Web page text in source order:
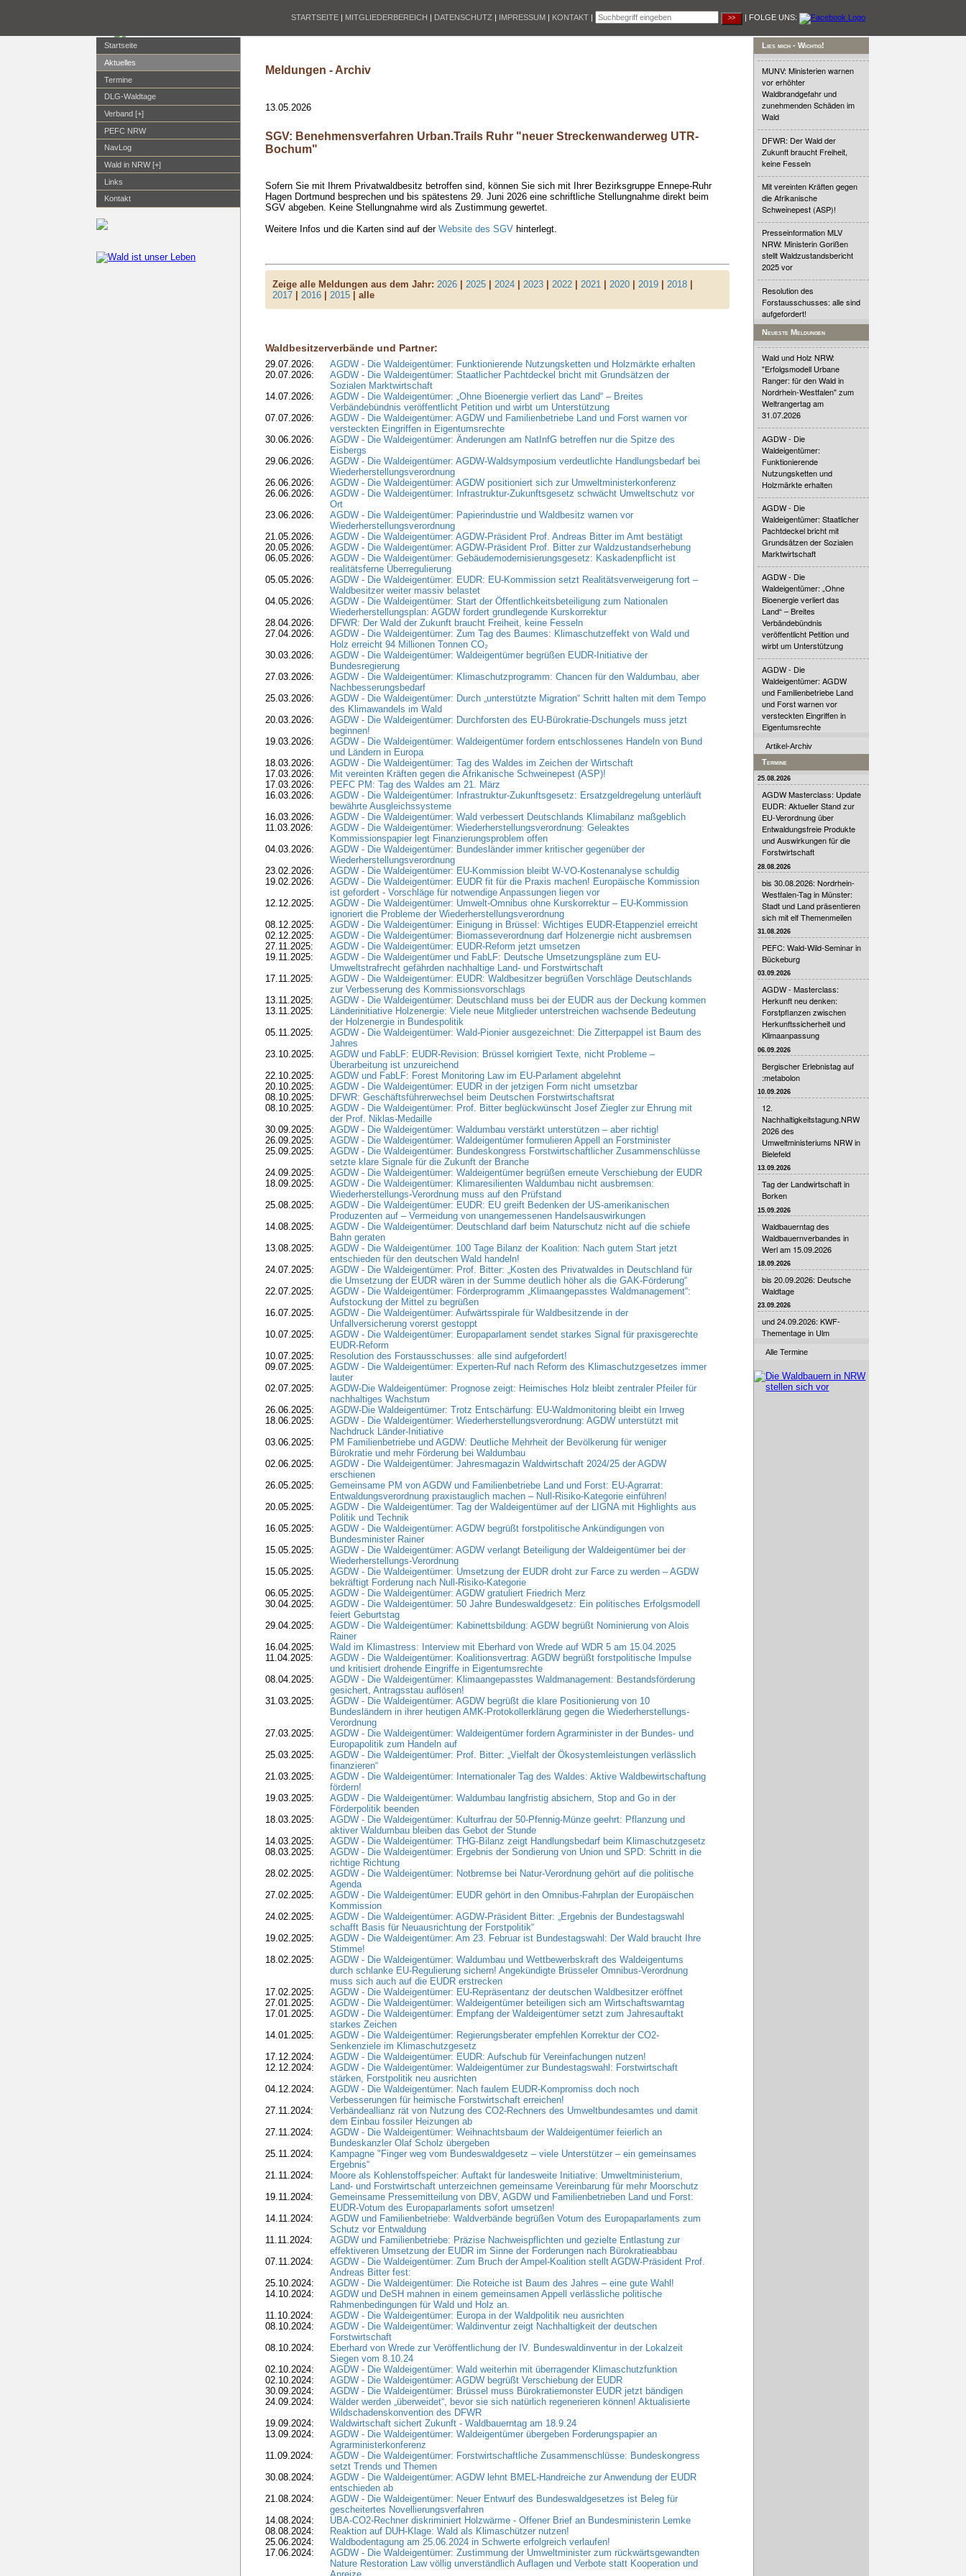
STARTSEITE | MITGLIEDERBEREICH | DATENSCHUTZ | IMPRESSUM | KONTAKT | | FOLGE UNS:
Startseite
Aktuelles
Termine
DLG-Waldtage
Verband [+]
PEFC NRW
NavLog
Wald in NRW [+]
Links
Kontakt
Meldungen - Archiv
13.05.2026
SGV: Benehmensverfahren Urban.Trails Ruhr "neuer Streckenwanderweg UTR-
Bochum"
Sofern Sie mit Ihrem Privatwaldbesitz betroffen sind, können Sie sich mit Ihrer Bezirksgruppe Ennepe-Ruhr
Hagen Dortmund besprechen und bis spätestens 29. Juni 2026 eine schriftliche Stellungnahme direkt beim
SGV abgeben. Keine Stellungnahme wird als Zustimmung gewertet.
Weitere Infos und die Karten sind auf der Website des SGVhinterlegt.
Zeige alle Meldungen aus dem Jahr: 2026| 2025| 2024| 2023| 2022| 2021| 2020| 2019| 2018|
2017| 2016| 2015| alle
Waldbesitzerverbände und Partner:
29.07.2026:
AGDW - Die Waldeigentümer: Funktionierende Nutzungsketten und Holzmärkte erhalten
20.07.2026:
AGDW - Die Waldeigentümer: Staatlicher Pachtdeckel bricht mit Grundsätzen der
Sozialen Marktwirtschaft
14.07.2026:
AGDW - Die Waldeigentümer: „Ohne Bioenergie verliert das Land“ – Breites
Verbändebündnis veröffentlicht Petition und wirbt um Unterstützung
07.07.2026:
AGDW - Die Waldeigentümer: AGDW und Familienbetriebe Land und Forst warnen vor
versteckten Eingriffen in Eigentumsrechte
30.06.2026:
AGDW - Die Waldeigentümer: Änderungen am NatInfG betreffen nur die Spitze des
Eisbergs
29.06.2026:
AGDW - Die Waldeigentümer: AGDW-Waldsymposium verdeutlichte Handlungsbedarf bei
Wiederherstellungsverordnung
26.06.2026:
AGDW - Die Waldeigentümer: AGDW positioniert sich zur Umweltministerkonferenz
26.06.2026:
AGDW - Die Waldeigentümer: Infrastruktur-Zukunftsgesetz schwächt Umweltschutz vor
Ort
23.06.2026:
AGDW - Die Waldeigentümer: Papierindustrie und Waldbesitz warnen vor
Wiederherstellungsverordnung
21.05.2026:
AGDW - Die Waldeigentümer: AGDW-Präsident Prof. Andreas Bitter im Amt bestätigt
20.05.2026:
AGDW - Die Waldeigentümer: AGDW-Präsident Prof. Bitter zur Waldzustandserhebung
06.05.2026:
AGDW - Die Waldeigentümer: Gebäudemodernisierungsgesetz: Kaskadenpflicht ist
realitätsferne Überregulierung
05.05.2026:
AGDW - Die Waldeigentümer: EUDR: EU-Kommission setzt Realitätsverweigerung fort –
Waldbesitzer weiter massiv belastet
04.05.2026:
AGDW - Die Waldeigentümer: Start der Öffentlichkeitsbeteiligung zum Nationalen
Wiederherstellungsplan: AGDW fordert grundlegende Kurskorrektur
28.04.2026:
DFWR: Der Wald der Zukunft braucht Freiheit, keine Fesseln
27.04.2026:
AGDW - Die Waldeigentümer: Zum Tag des Baumes: Klimaschutzeffekt von Wald und
Holz erreicht 94 Millionen Tonnen CO₂
30.03.2026:
AGDW - Die Waldeigentümer: Waldeigentümer begrüßen EUDR-Initiative der
Bundesregierung
27.03.2026:
AGDW - Die Waldeigentümer: Klimaschutzprogramm: Chancen für den Waldumbau, aber
Nachbesserungsbedarf
25.03.2026:
AGDW - Die Waldeigentümer: Durch „unterstützte Migration“ Schritt halten mit dem Tempo
des Klimawandels im Wald
20.03.2026:
AGDW - Die Waldeigentümer: Durchforsten des EU-Bürokratie-Dschungels muss jetzt
beginnen!
19.03.2026:
AGDW - Die Waldeigentümer: Waldeigentümer fordern entschlossenes Handeln von Bund
und Ländern in Europa
18.03.2026:
AGDW - Die Waldeigentümer: Tag des Waldes im Zeichen der Wirtschaft
17.03.2026:
Mit vereinten Kräften gegen die Afrikanische Schweinepest (ASP)!
17.03.2026:
PEFC PM: Tag des Waldes am 21. März
16.03.2026:
AGDW - Die Waldeigentümer: Infrastruktur-Zukunftsgesetz: Ersatzgeldregelung unterläuft
bewährte Ausgleichssysteme
16.03.2026:
AGDW - Die Waldeigentümer: Wald verbessert Deutschlands Klimabilanz maßgeblich
11.03.2026:
AGDW - Die Waldeigentümer: Wiederherstellungsverordnung: Geleaktes
Kommissionspapier legt Finanzierungsproblem offen
04.03.2026:
AGDW - Die Waldeigentümer: Bundesländer immer kritischer gegenüber der
Wiederherstellungsverordnung
23.02.2026:
AGDW - Die Waldeigentümer: EU-Kommission bleibt W-VO-Kostenanalyse schuldig
19.02.2026:
AGDW - Die Waldeigentümer: EUDR fit für die Praxis machen! Europäische Kommission
ist gefordert - Vorschläge für notwendige Anpassungen liegen vor
12.12.2025:
AGDW - Die Waldeigentümer: Umwelt-Omnibus ohne Kurskorrektur – EU-Kommission
ignoriert die Probleme der Wiederherstellungsverordnung
08.12.2025:
AGDW - Die Waldeigentümer: Einigung in Brüssel: Wichtiges EUDR-Etappenziel erreicht
02.12.2025:
AGDW - Die Waldeigentümer: Biomasseverordnung darf Holzenergie nicht ausbremsen
27.11.2025:
AGDW - Die Waldeigentümer: EUDR-Reform jetzt umsetzen
19.11.2025:
AGDW - Die Waldeigentümer und FabLF: Deutsche Umsetzungspläne zum EU-
Umweltstrafrecht gefährden nachhaltige Land- und Forstwirtschaft
17.11.2025:
AGDW - Die Waldeigentümer: EUDR: Waldbesitzer begrüßen Vorschläge Deutschlands
zur Verbesserung des Kommissionsvorschlags
13.11.2025:
AGDW - Die Waldeigentümer: Deutschland muss bei der EUDR aus der Deckung kommen
13.11.2025:
Länderinitiative Holzenergie: Viele neue Mitglieder unterstreichen wachsende Bedeutung
der Holzenergie in Bundespolitik
05.11.2025:
AGDW - Die Waldeigentümer: Wald-Pionier ausgezeichnet: Die Zitterpappel ist Baum des
Jahres
23.10.2025:
AGDW und FabLF: EUDR-Revision: Brüssel korrigiert Texte, nicht Probleme –
Überarbeitung ist unzureichend
22.10.2025:
AGDW und FabLF: Forest Monitoring Law im EU-Parlament abgelehnt
20.10.2025:
AGDW - Die Waldeigentümer: EUDR in der jetzigen Form nicht umsetzbar
08.10.2025:
DFWR: Geschäftsführerwechsel beim Deutschen Forstwirtschaftsrat
08.10.2025:
AGDW - Die Waldeigentümer: Prof. Bitter beglückwünscht Josef Ziegler zur Ehrung mit
der Prof. Niklas-Medaille
30.09.2025:
AGDW - Die Waldeigentümer: Waldumbau verstärkt unterstützen – aber richtig!
26.09.2025:
AGDW - Die Waldeigentümer: Waldeigentümer formulieren Appell an Forstminister
25.09.2025:
AGDW - Die Waldeigentümer: Bundeskongress Forstwirtschaftlicher Zusammenschlüsse
setzte klare Signale für die Zukunft der Branche
24.09.2025:
AGDW - Die Waldeigentümer: Waldeigentümer begrüßen erneute Verschiebung der EUDR
18.09.2025:
AGDW - Die Waldeigentümer: Klimaresilienten Waldumbau nicht ausbremsen:
Wiederherstellungs-Verordnung muss auf den Prüfstand
25.08.2025:
AGDW - Die Waldeigentümer: EUDR: EU greift Bedenken der US-amerikanischen
Produzenten auf – Vermeidung von unangemessenen Handelsauswirkungen
14.08.2025:
AGDW - Die Waldeigentümer: Deutschland darf beim Naturschutz nicht auf die schiefe
Bahn geraten
13.08.2025:
AGDW - Die Waldeigentümer. 100 Tage Bilanz der Koalition: Nach gutem Start jetzt
entschieden für den deutschen Wald handeln!
24.07.2025:
AGDW - Die Waldeigentümer: Prof. Bitter: „Kosten des Privatwaldes in Deutschland für
die Umsetzung der EUDR wären in der Summe deutlich höher als die GAK-Förderung“
22.07.2025:
AGDW - Die Waldeigentümer: Förderprogramm „Klimaangepasstes Waldmanagement“:
Aufstockung der Mittel zu begrüßen
16.07.2025:
AGDW - Die Waldeigentümer: Aufwärtsspirale für Waldbesitzende in der
Unfallversicherung vorerst gestoppt
10.07.2025:
AGDW - Die Waldeigentümer: Europaparlament sendet starkes Signal für praxisgerechte
EUDR-Reform
10.07.2025:
Resolution des Forstausschusses: alle sind aufgefordert!
09.07.2025:
AGDW - Die Waldeigentümer: Experten-Ruf nach Reform des Klimaschutzgesetzes immer
lauter
02.07.2025:
AGDW-Die Waldeigentümer: Prognose zeigt: Heimisches Holz bleibt zentraler Pfeiler für
nachhaltiges Wachstum
26.06.2025:
AGDW-Die Waldeigentümer: Trotz Entschärfung: EU-Waldmonitoring bleibt ein Irrweg
18.06.2025:
AGDW - Die Waldeigentümer: Wiederherstellungsverordnung: AGDW unterstützt mit
Nachdruck Länder-Initiative
03.06.2025:
PM Familienbetriebe und AGDW: Deutliche Mehrheit der Bevölkerung für weniger
Bürokratie und mehr Förderung bei Waldumbau
02.06.2025:
AGDW - Die Waldeigentümer: Jahresmagazin Waldwirtschaft 2024/25 der AGDW
erschienen
26.05.2025:
Gemeinsame PM von AGDW und Familienbetriebe Land und Forst: EU-Agrarrat:
Entwaldungsverordnung praxistauglich machen – Null-Risiko-Kategorie einführen!
20.05.2025:
AGDW - Die Waldeigentümer: Tag der Waldeigentümer auf der LIGNA mit Highlights aus
Politik und Technik
16.05.2025:
AGDW - Die Waldeigentümer: AGDW begrüßt forstpolitische Ankündigungen von
Bundesminister Rainer
15.05.2025:
AGDW - Die Waldeigentümer: AGDW verlangt Beteiligung der Waldeigentümer bei der
Wiederherstellungs-Verordnung
15.05.2025:
AGDW - Die Waldeigentümer: Umsetzung der EUDR droht zur Farce zu werden – AGDW
bekräftigt Forderung nach Null-Risiko-Kategorie
06.05.2025:
AGDW - Die Waldeigentümer: AGDW gratuliert Friedrich Merz
30.04.2025:
AGDW - Die Waldeigentümer: 50 Jahre Bundeswaldgesetz: Ein politisches Erfolgsmodell
feiert Geburtstag
29.04.2025:
AGDW - Die Waldeigentümer: Kabinettsbildung: AGDW begrüßt Nominierung von Alois
Rainer
16.04.2025:
Wald im Klimastress: Interview mit Eberhard von Wrede auf WDR 5 am 15.04.2025
11.04.2025:
AGDW - Die Waldeigentümer: Koalitionsvertrag: AGDW begrüßt forstpolitische Impulse
und kritisiert drohende Eingriffe in Eigentumsrechte
08.04.2025:
AGDW - Die Waldeigentümer: Klimaangepasstes Waldmanagement: Bestandsförderung
gesichert, Antragsstau auflösen!
31.03.2025:
AGDW - Die Waldeigentümer: AGDW begrüßt die klare Positionierung von 10
Bundesländern in ihrer heutigen AMK-Protokollerklärung gegen die Wiederherstellungs-
Verordnung
27.03.2025:
AGDW - Die Waldeigentümer: Waldeigentümer fordern Agrarminister in der Bundes- und
Europapolitik zum Handeln auf
25.03.2025:
AGDW - Die Waldeigentümer: Prof. Bitter: „Vielfalt der Ökosystemleistungen verlässlich
finanzieren“
21.03.2025:
AGDW - Die Waldeigentümer: Internationaler Tag des Waldes: Aktive Waldbewirtschaftung
fördern!
19.03.2025:
AGDW - Die Waldeigentümer: Waldumbau langfristig absichern, Stop and Go in der
Förderpolitik beenden
18.03.2025:
AGDW - Die Waldeigentümer: Kulturfrau der 50-Pfennig-Münze geehrt: Pflanzung und
aktiver Waldumbau bleiben das Gebot der Stunde
14.03.2025:
AGDW - Die Waldeigentümer: THG-Bilanz zeigt Handlungsbedarf beim Klimaschutzgesetz
08.03.2025:
AGDW - Die Waldeigentümer: Ergebnis der Sondierung von Union und SPD: Schritt in die
richtige Richtung
28.02.2025:
AGDW - Die Waldeigentümer: Notbremse bei Natur-Verordnung gehört auf die politische
Agenda
27.02.2025:
AGDW - Die Waldeigentümer: EUDR gehört in den Omnibus-Fahrplan der Europäischen
Kommission
24.02.2025:
AGDW - Die Waldeigentümer: AGDW-Präsident Bitter: „Ergebnis der Bundestagswahl
schafft Basis für Neuausrichtung der Forstpolitik“
19.02.2025:
AGDW - Die Waldeigentümer: Am 23. Februar ist Bundestagswahl: Der Wald braucht Ihre
Stimme!
18.02.2025:
AGDW - Die Waldeigentümer: Waldumbau und Wettbewerbskraft des Waldeigentums
durch schlanke EU-Regulierung sichern! Angekündigte Brüsseler Omnibus-Verordnung
muss sich auch auf die EUDR erstrecken
17.02.2025:
AGDW - Die Waldeigentümer: EU-Repräsentanz der deutschen Waldbesitzer eröffnet
27.01.2025:
AGDW - Die Waldeigentümer: Waldeigentümer beteiligen sich am Wirtschaftswarntag
17.01.2025:
AGDW - Die Waldeigentümer: Empfang der Waldeigentümer setzt zum Jahresauftakt
starkes Zeichen
14.01.2025:
AGDW - Die Waldeigentümer: Regierungsberater empfehlen Korrektur der CO2-
Senkenziele im Klimaschutzgesetz
17.12.2024:
AGDW - Die Waldeigentümer: EUDR: Aufschub für Vereinfachungen nutzen!
12.12.2024:
AGDW - Die Waldeigentümer: Waldeigentümer zur Bundestagswahl: Forstwirtschaft
stärken, Forstpolitik neu ausrichten
04.12.2024:
AGDW - Die Waldeigentümer: Nach faulem EUDR-Kompromiss doch noch
Verbesserungen für heimische Forstwirtschaft erreichen!
27.11.2024:
Verbändeallianz rät von Nutzung des CO2-Rechners des Umweltbundesamtes und damit
dem Einbau fossiler Heizungen ab
27.11.2024:
AGDW - Die Waldeigentümer: Weihnachtsbaum der Waldeigentümer feierlich an
Bundeskanzler Olaf Scholz übergeben
25.11.2024:
Kampagne "Finger weg vom Bundeswaldgesetz – viele Unterstützer – ein gemeinsames
Ergebnis“
21.11.2024:
Moore als Kohlenstoffspeicher: Auftakt für landesweite Initiative: Umweltministerium,
Land- und Forstwirtschaft unterzeichnen gemeinsame Vereinbarung für mehr Moorschutz
19.11.2024:
Gemeinsame Pressemitteilung von DBV, AGDW und Familienbetrieben Land und Forst:
EUDR-Votum des Europaparlaments sofort umsetzen!
14.11.2024:
AGDW und Familienbetriebe: Waldverbände begrüßen Votum des Europaparlaments zum
Schutz vor Entwaldung
11.11.2024:
AGDW und Familienbetriebe: Präzise Nachweispflichten und gezielte Entlastung zur
effektiveren Umsetzung der EUDR im Sinne der Forderungen nach Bürokratieabbau
07.11.2024:
AGDW - Die Waldeigentümer: Zum Bruch der Ampel-Koalition stellt AGDW-Präsident Prof.
Andreas Bitter fest:
25.10.2024:
AGDW - Die Waldeigentümer: Die Roteiche ist Baum des Jahres – eine gute Wahl!
14.10.2024:
AGDW und DeSH mahnen in einem gemeinsamen Appell verlässliche politische
Rahmenbedingungen für Wald und Holz an.
11.10.2024:
AGDW - Die Waldeigentümer: Europa in der Waldpolitik neu ausrichten
08.10.2024:
AGDW - Die Waldeigentümer: Waldinventur zeigt Nachhaltigkeit der deutschen
Forstwirtschaft
08.10.2024:
Eberhard von Wrede zur Veröffentlichung der IV. Bundeswaldinventur in der Lokalzeit
Siegen vom 8.10.24
02.10.2024:
AGDW - Die Waldeigentümer: Wald weiterhin mit überragender Klimaschutzfunktion
02.10.2024:
AGDW - Die Waldeigentümer: AGDW begrüßt Verschiebung der EUDR
30.09.2024:
AGDW - Die Waldeigentümer: Brüssel muss Bürokratiemonster EUDR jetzt bändigen
24.09.2024:
Wälder werden „überweidet“, bevor sie sich natürlich regenerieren können! Aktualisierte
Wildschadenskonvention des DFWR
19.09.2024:
Waldwirtschaft sichert Zukunft - Waldbauerntag am 18.9.24
13.09.2024:
AGDW - Die Waldeigentümer: Waldeigentümer übergeben Forderungspapier an
Agrarministerkonferenz
11.09.2024:
AGDW - Die Waldeigentümer: Forstwirtschaftliche Zusammenschlüsse: Bundeskongress
setzt Trends und Themen
30.08.2024:
AGDW - Die Waldeigentümer: AGDW lehnt BMEL-Handreiche zur Anwendung der EUDR
entschieden ab
21.08.2024:
AGDW - Die Waldeigentümer: Neuer Entwurf des Bundeswaldgesetzes ist Beleg für
gescheitertes Novellierungsverfahren
14.08.2024:
UBA-CO2-Rechner diskriminiert Holzwärme - Offener Brief an Bundesministerin Lemke
08.08.2024:
Reaktion auf DUH-Klage: Wald als Klimaschützer nutzen!
25.06.2024:
Waldbodentagung am 25.06.2024 in Schwerte erfolgreich verlaufen!
17.06.2024:
AGDW - Die Waldeigentümer: Zustimmung der Umweltminister zum rückwärtsgewandten
Nature Restoration Law völlig unverständlich Auflagen und Verbote statt Kooperation und
Lies mich - Wichtig!
MUNV: Ministerien warnen
vor erhöhter
Waldbrandgefahr und
zunehmenden Schäden im
Wald
DFWR: Der Wald der
Zukunft braucht Freiheit,
keine Fesseln
Mit vereinten Kräften gegen
die Afrikanische
Schweinepest (ASP)!
Presseinformation MLV
NRW: Ministerin Gorißen
stellt Waldzustandsbericht
2025 vor
Resolution des
Forstausschusses: alle sind
aufgefordert!
Neueste Meldungen
Wald und Holz NRW:
"Erfolgsmodell Urbane
Ranger: für den Wald in
Nordrhein-Westfalen" zum
Weltrangertag am
31.07.2026
AGDW - Die
Waldeigentümer:
Funktionierende
Nutzungsketten und
Holzmärkte erhalten
AGDW - Die
Waldeigentümer: Staatlicher
Pachtdeckel bricht mit
Grundsätzen der Sozialen
Marktwirtschaft
AGDW - Die
Waldeigentümer: „Ohne
Bioenergie verliert das
Land“ – Breites
Verbändebündnis
veröffentlicht Petition und
wirbt um Unterstützung
AGDW - Die
Waldeigentümer: AGDW
und Familienbetriebe Land
und Forst warnen vor
versteckten Eingriffen in
Eigentumsrechte
Artikel-Archiv
Termine
25.08.2026
AGDW Masterclass: Update
EUDR: Aktueller Stand zur
EU-Verordnung über
Entwaldungsfreie Produkte
und Auswirkungen für die
Forstwirtschaft
28.08.2026
bis 30.08.2026: Nordrhein-
Westfalen-Tag in Münster:
Stadt und Land präsentieren
sich mit elf Themenmeilen
31.08.2026
PEFC: Wald-Wild-Seminar in
Bückeburg
03.09.2026
AGDW - Masterclass:
Herkunft neu denken:
Forstpflanzen zwischen
Herkunftssicherheit und
Klimaanpassung
06.09.2026
Bergischer Erlebnistag auf
:metabolon
10.09.2026
12.
Nachhaltigkeitstagung.NRW
2026 des
Umweltministeriums NRW in
Bielefeld
13.09.2026
Tag der Landwirtschaft in
Borken
15.09.2026
Waldbauerntag des
Waldbauernverbandes in
Werl am 15.09.2026
18.09.2026
bis 20.09.2026: Deutsche
Waldtage
23.09.2026
und 24.09.2026: KWF-
Thementage in Ulm
Alle Termine